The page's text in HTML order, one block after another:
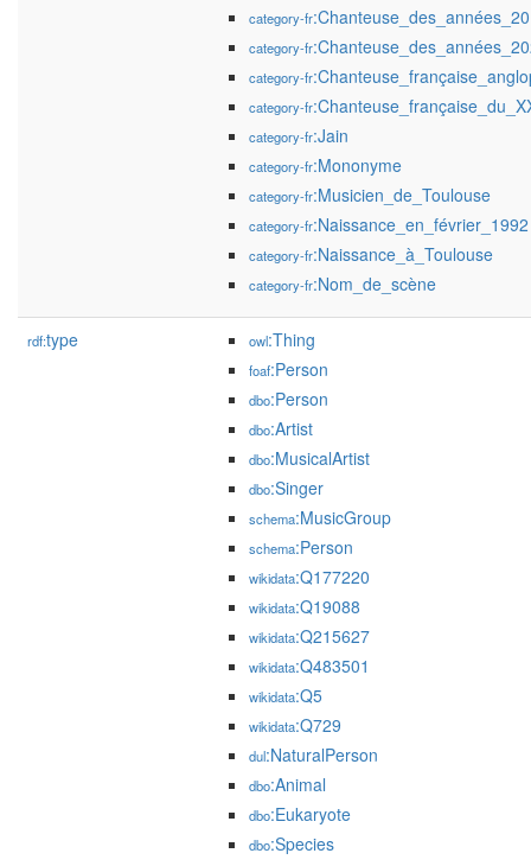
category-fr
category-fr
category-fr
category-fr
category-fr:Jain
category-fr:Mononyme
category-fr:Musicien_de_Toulouse
category-fr:Naissance_en_février_1992
category-fr:Naissance_à_Toulouse
category-fr:Nom_de_scène
rdf:type owl:Thing
foaf:Person
dbo:Person
dbo:Artist
dbo:MusicalArtist
dbo:Singer
schema:MusicGroup
schema:Person
wikidata:Q177220
wikidata:Q19088
wikidata:Q215627
wikidata:Q483501
wikidata:Q5
wikidata:Q729
dul:NaturalPerson
dbo:Animal
dbo:Eukaryote
dbo:Species